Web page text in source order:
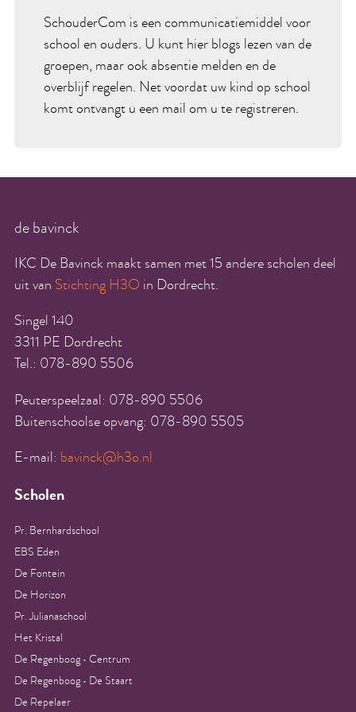
SchouderCom is een communicatiemiddel voor
school en ouders. U kunt hier blogs lezen van de
groepen, maar ook absentie melden en de
overblijf regelen. Net voordat uw kind op school
komt ontvangt u een mail om u te registreren.
de bavinck
IKC De Bavinck maakt samen met 15 andere scholen deel
uit van Stichting H3O in Dordrecht.
Singel 140
3311 PE Dordrecht
Tel.: 078-890 5506
Peuterspeelzaal: 078-890 5506
Buitenschoolse opvang: 078-890 5505
E-mail: bavinck@h3o.nl
Scholen
Pr. Bernhardschool
EBS Eden
De Fontein
De Horizon
Pr. Julianaschool
Het Kristal
De Regenboog • Centrum
De Regenboog • De Staart
De Repelaer